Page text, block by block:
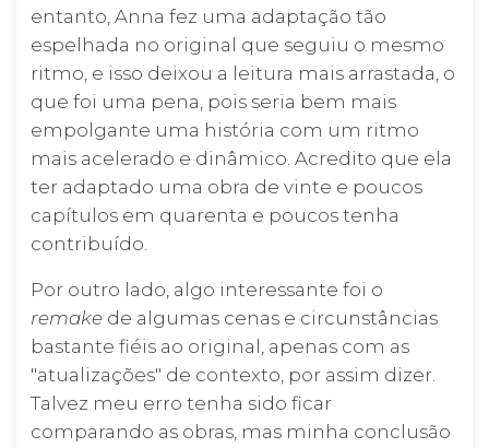
entanto, Anna fez uma adaptação tão
espelhada no original que seguiu o mesmo
ritmo, e isso deixou a leitura mais arrastada, o
que foi uma pena, pois seria bem mais
empolgante uma história com um ritmo
mais acelerado e dinâmico. Acredito que ela
ter adaptado uma obra de vinte e poucos
capítulos em quarenta e poucos tenha
contribuído.
Por outro lado, algo interessante foi o
remake de algumas cenas e circunstâncias
bastante fiéis ao original, apenas com as
"atualizações" de contexto, por assim dizer.
Talvez meu erro tenha sido ficar
comparando as obras, mas minha conclusão